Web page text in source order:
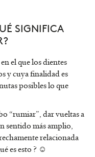
SIGNIFICA
el que los dientes
y cuya finalidad es
posibles lo que
“rumiar”, dar vueltas a
sentido más amplio,
relacionada
es esto ? ☺